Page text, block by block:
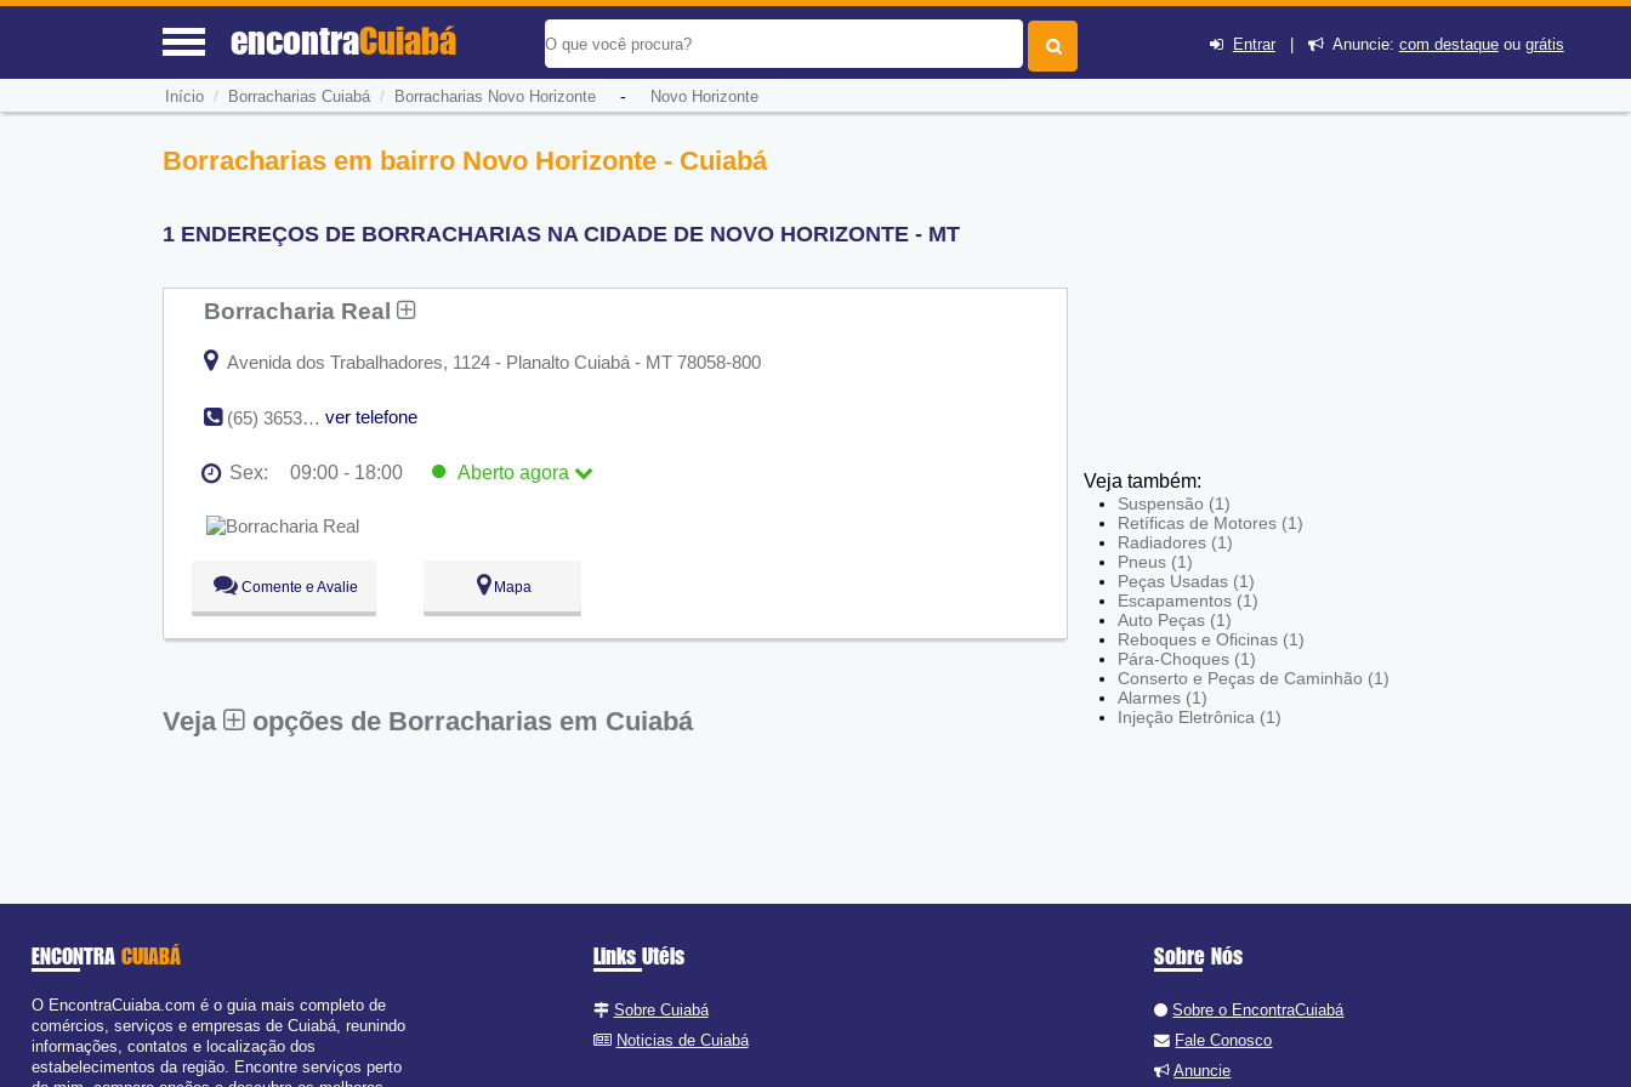
encontraCuiabá Entrar| Anuncie: com destaqueou grátis
Início / Borracharias Cuiabá/ Borracharias Novo Horizonte- Novo Horizonte
Borracharias em bairro Novo Horizonte - Cuiabá
1 ENDEREÇOS DE BORRACHARIAS NA CIDADE DE NOVO HORIZONTE - MT
Borracharia Real
Avenida dos Trabalhadores, 1124 - Planalto Cuiabá - MT 78058-800
(65) 3653-5226 ver telefone
Sex: 09:00 - 18:00 Aberto agora
Seg:
Ter:
09:00 - 18:00
Qui:
09:00 - 18:00
Sex:
Aberto
agora
Sáb:
Fechado
Dom:
Fechado
Comente e Avalie Mapa
Veja opções de Borracharias em Cuiabá
Veja também:
Suspensão (1)
Retíficas de Motores (1)
Radiadores (1)
Pneus (1)
Peças Usadas (1)
Escapamentos (1)
Auto Peças (1)
Reboques e Oficinas (1)
Pára-Choques (1)
Conserto e Peças de Caminhão (1)
Alarmes (1)
Injeção Eletrônica (1)
ENCONTRA CUIABÁ
O EncontraCuiaba.com é o guia mais completo de
comércios, serviços e empresas de Cuiabá, reunindo
informações, contatos e localização dos
estabelecimentos da região. Encontre serviços perto
Links Utéis
Sobre Cuiabá
Noticias de Cuiabá
Sobre Nós
Sobre o EncontraCuiabá
Fale Conosco
Anuncie